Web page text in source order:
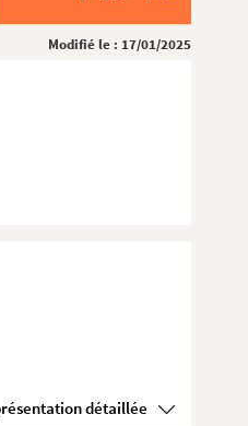
Modifié le : 17/01/2025
Voir la présentation détaillée